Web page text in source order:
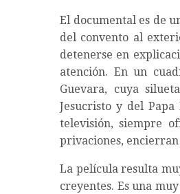
El documental es de
del convento al
detenerse en
atención. En un
Guevara, cuya
Jesucristo y del
televisión, siempre
privaciones, encierran
La película resulta
creyentes. Es una